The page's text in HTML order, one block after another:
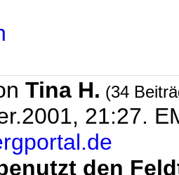
Tina H. (34
21:27.
den